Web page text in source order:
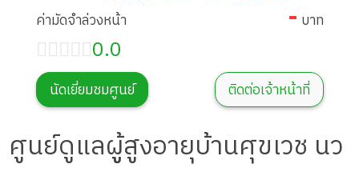
ค่ามัดจำล่วงหน้า
- บาท
0.0
นัดเยี่ยมชมศูนย์ ติดต่อเจ้าหน้าที่
ศูนย์ดูแลผูู้สูงอายุบ้านศุขเวช นว